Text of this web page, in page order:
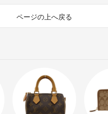
ページの上へ戻る